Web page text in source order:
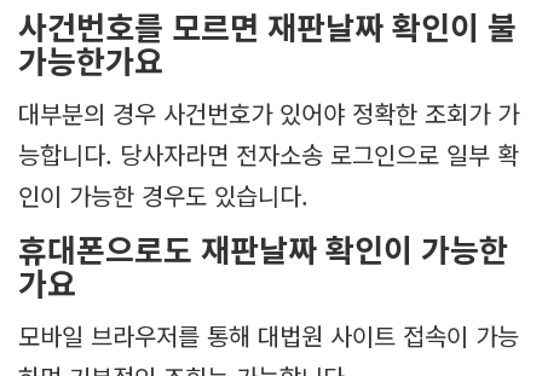
사건번호를 모르면 재판날짜 확인이 불
가능한가요
대부분의 경우 사건번호가 있어야 정확한 조회가 가
능합니다. 당사자라면 전자소송 로그인으로 일부 확
인이 가능한 경우도 있습니다.
휴대폰으로도 재판날짜 확인이 가능한
가요
모바일 브라우저를 통해 대법원 사이트 접속이 가능